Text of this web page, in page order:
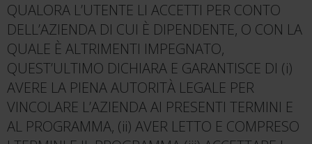
QUALORA L’UTENTE LI ACCETTI PER CONTO
DELL’AZIENDA DI CUI È DIPENDENTE, O CON LA
QUALE È ALTRIMENTI IMPEGNATO,
QUEST’ULTIMO DICHIARA E GARANTISCE DI (i)
AVERE LA PIENA AUTORITÀ LEGALE PER
VINCOLARE L’AZIENDA AI PRESENTI TERMINI E
AL PROGRAMMA, (ii) AVER LETTO E COMPRESO